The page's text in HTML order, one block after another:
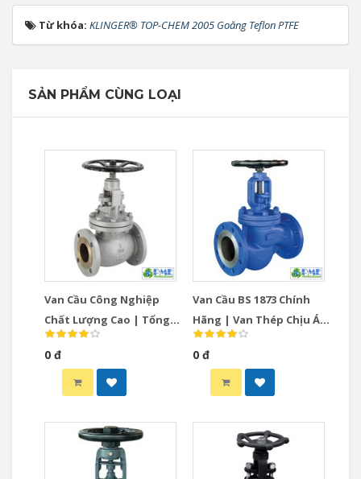
Từ khóa: KLINGER® TOP-CHEM 2005 Goăng Teflon PTFE
SẢN PHẨM CÙNG LOẠI
Van Cầu Công Nghiệp
Chất Lượng Cao | Tổng
Hợp Globe Valve
Collection
0 đ
Van Cầu BS 1873 Chính
Hãng | Van Thép Chịu Áp
Lực Cao
0 đ